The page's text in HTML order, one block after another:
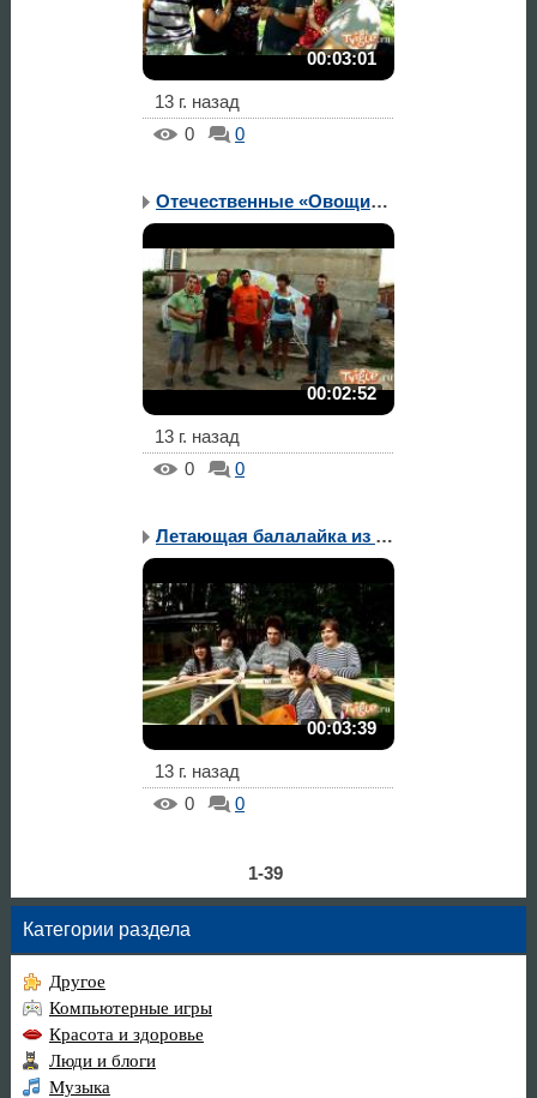
00:03:01
13 г. назад
0
0
Отечественные «Овощи» х...
00:02:52
13 г. назад
0
0
Летающая балалайка из д...
00:03:39
13 г. назад
0
0
1-39
Категории раздела
Другое
Компьютерные игры
Красота и здоровье
Люди и блоги
Музыка